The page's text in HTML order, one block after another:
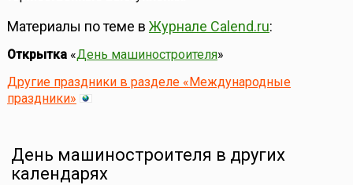
Материалы по теме в Журнале Calend.ru:
Открытка«День машиностроителя»
Другие праздники в разделе «Международные
праздники»
День машиностроителя в других
календарях